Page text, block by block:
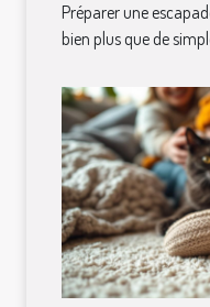
Préparer une
bien plus que de